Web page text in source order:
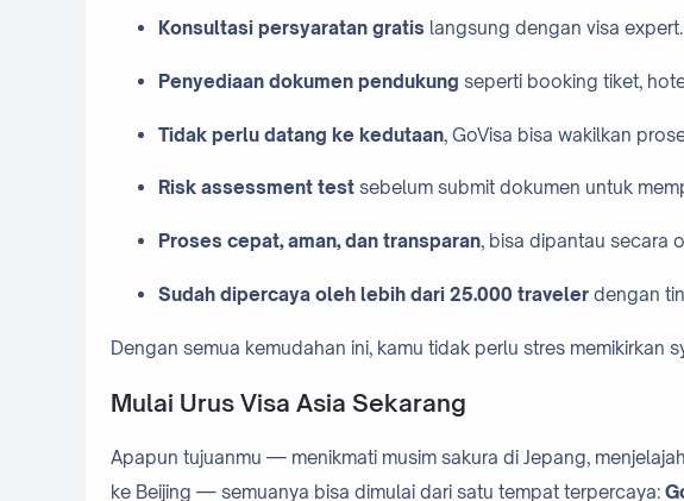
Konsultasi persyaratan gratis langsung dengan visa expert.
Penyediaan dokumen pendukung seperti booking tiket,
Tidak perlu datang ke kedutaan, GoVisa bisa wakilkan
Risk assessment test sebelum submit dokumen untuk
Proses cepat, aman, dan transparan, bisa dipantau secara
Sudah dipercaya oleh lebih dari 25.000 traveler dengan
Dengan semua kemudahan ini, kamu tidak perlu stres memikirkan
Mulai Urus Visa Asia Sekarang
Apapun tujuanmu — menikmati musim sakura di Jepang,
ke Beijing — semuanya bisa dimulai dari satu tempat terpercaya: